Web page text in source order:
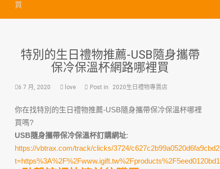
買
特別的生日禮物推薦-USB隨身攜帶
保冷保溫杯網路哪裡買
6 7 月, 2020 love Post in 2020生日禮物專賣店
你在找特別的生日禮物推薦-USB隨身攜帶保冷保溫杯哪裡
買嗎?
USB隨身攜帶保冷保溫杯訂購網址:
https://vbtrax.com/track/clicks/3724/